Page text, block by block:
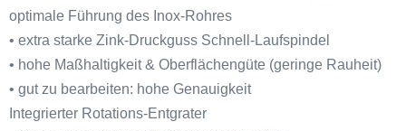
optimale Führung des Inox-Rohres
• extra starke Zink-Druckguss Schnell-Laufspindel
• hohe Maßhaltigkeit & Oberflächengüte (geringe Rauheit)
• gut zu bearbeiten: hohe Genauigkeit
Integrierter Rotations-Entgrater